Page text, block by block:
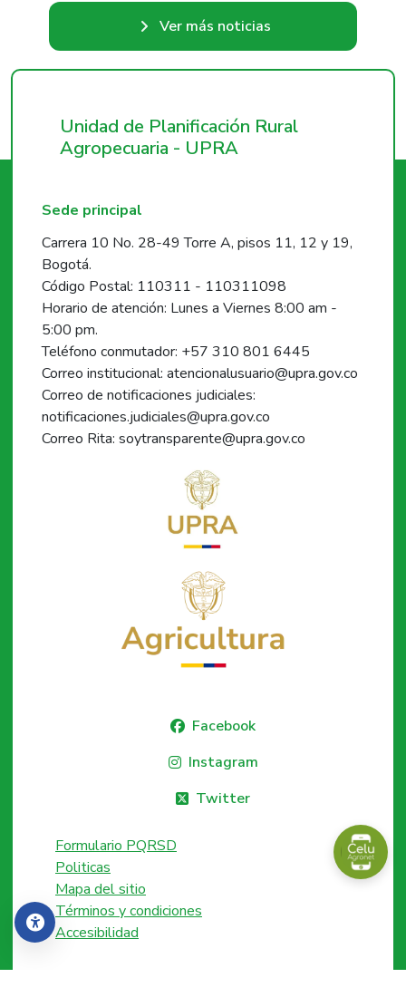
Accesibilidad
Ver más noticias
Unidad de Planificación Rural
Agropecuaria - UPRA
Sede principal
Carrera 10 No. 28-49 Torre A, pisos 11, 12 y 19,
Bogotá.
Código Postal: 110311 - 110311098
Horario de atención: Lunes a Viernes 8:00 am -
5:00 pm.
Teléfono conmutador: +57 310 801 6445
Correo institucional: atencionalusuario@upra.gov.co
Correo de notificaciones judiciales:
notificaciones.judiciales@upra.gov.co
Correo Rita: soytransparente@upra.gov.co
Facebook
Instagram
Twitter
Formulario PQRSD
Politicas
Mapa del sitio
Términos y condiciones
Accesibilidad